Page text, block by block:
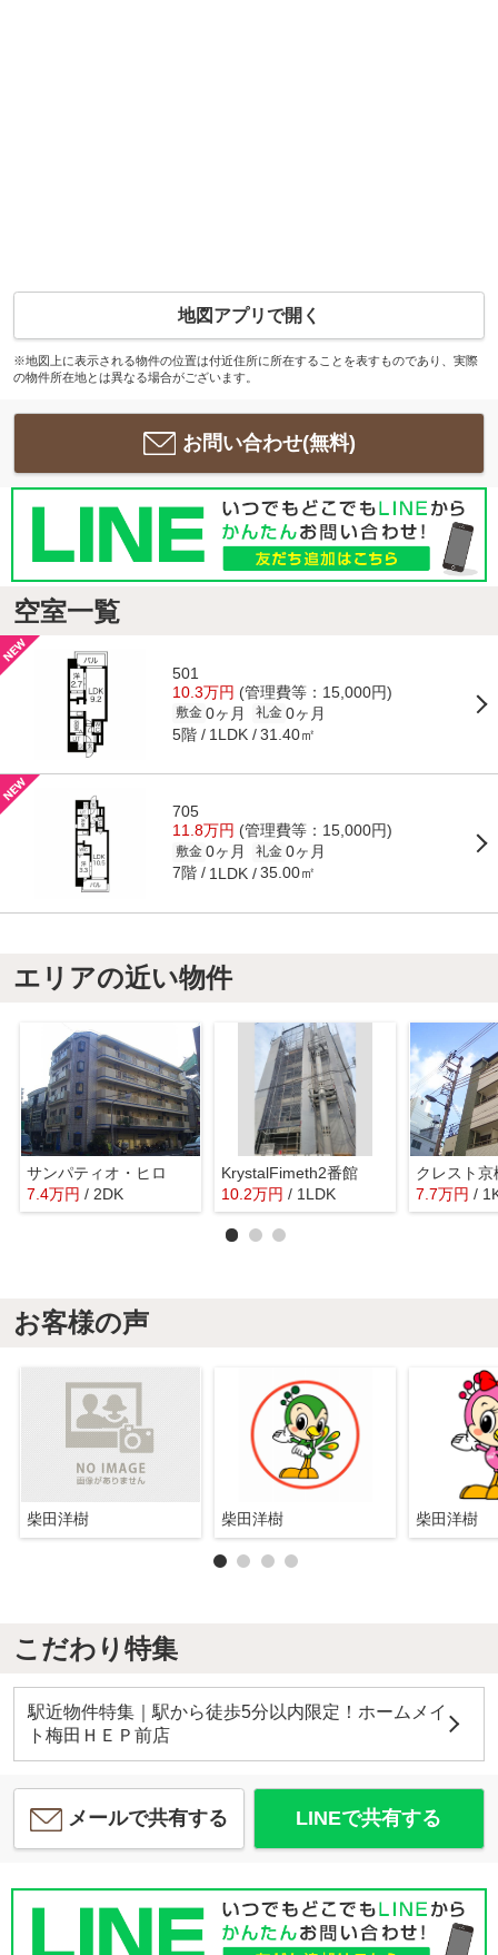
地図アプリで開く
※地図上に表示される物件の位置は付近住所に所在することを表すものであり、実際
の物件所在地とは異なる場合がございます。
お問い合わせ(無料)
空室一覧
501
10.3万円 (管理費等：15,000円)
敷金 0ヶ月 礼金 0ヶ月
5階 1LDK 31.40㎡
705
11.8万円 (管理費等：15,000円)
敷金 0ヶ月 礼金 0ヶ月
7階 1LDK 35.00㎡
エリアの近い物件
サンパティオ・ヒロ
7.4万円 / 2DK
KrystalFimeth2番館
10.2万円 / 1LDK
クレスト京
7.7万円 /
お客様の声
柴田洋樹 柴田洋樹 柴田洋樹
こだわり特集
駅近物件特集｜駅から徒歩5分以内限定！ホームメイ
ト梅田ＨＥＰ前店
メールで共有する LINEで共有する